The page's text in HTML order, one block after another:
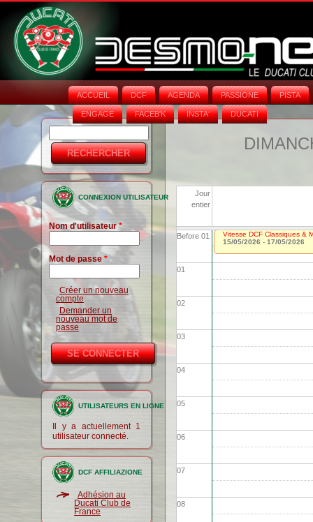
ACCUEIL DCF AGENDA PASSIONE PISTA
ENGAGE FACEB'K INSTA‘ DUCATI
Formulaire
de
recherche
CONNEXION UTILISATEUR
Nom d'utilisateur*
Mot de passe *
Créer un nouveau
compte
Demander un
nouveau mot de
passe
UTILISATEURS EN LIGNE
Il y a actuellement 1
utilisateur connecté.
DCF AFFILIAZIONE
Adhésion au
Ducati Club de
France
Jour
entier
Before 01
01
02
03
04
05
06
07
08
Vitesse DCF Classiques &
15/05/2026 - 17/05/2026